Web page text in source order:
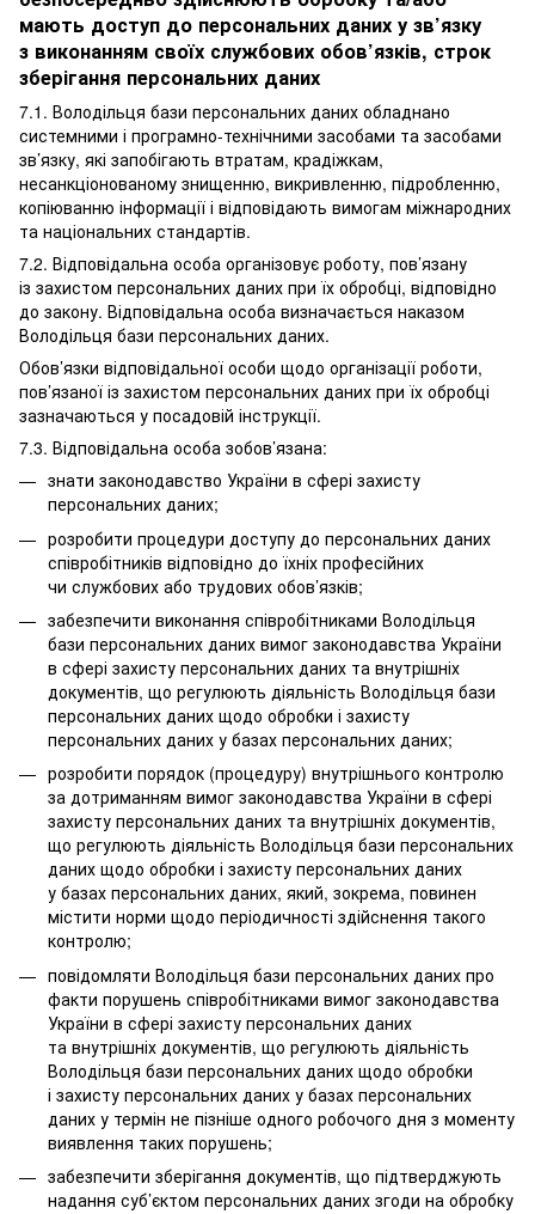
мають доступ до персональних даних у зв’язку
з виконанням своїх службових обов’язків, строк
зберігання персональних даних
7.1. Володільця бази персональних даних обладнано
системними і програмно-технічними засобами та засобами
зв’язку, які запобігають втратам, крадіжкам,
несанкціонованому знищенню, викривленню, підробленню,
копіюванню інформації і відповідають вимогам міжнародних
та національних стандартів.
7.2. Відповідальна особа організовує роботу, пов’язану
із захистом персональних даних при їх обробці, відповідно
до закону. Відповідальна особа визначається наказом
Володільця бази персональних даних.
Обов’язки відповідальної особи щодо організації роботи,
пов’язаної із захистом персональних даних при їх обробці
зазначаються у посадовій інструкції.
7.3. Відповідальна особа зобов’язана:
знати законодавство України в сфері захисту
персональних даних;
розробити процедури доступу до персональних даних
співробітників відповідно до їхніх професійних
чи службових або трудових обов’язків;
забезпечити виконання співробітниками Володільця
бази персональних даних вимог законодавства України
в сфері захисту персональних даних та внутрішніх
документів, що регулюють діяльність Володільця бази
персональних даних щодо обробки і захисту
персональних даних у базах персональних даних;
розробити порядок (процедуру) внутрішнього контролю
за дотриманням вимог законодавства України в сфері
захисту персональних даних та внутрішніх документів,
що регулюють діяльність Володільця бази персональних
даних щодо обробки і захисту персональних даних
у базах персональних даних, який, зокрема, повинен
містити норми щодо періодичності здійснення такого
контролю;
повідомляти Володільця бази персональних даних про
факти порушень співробітниками вимог законодавства
України в сфері захисту персональних даних
та внутрішніх документів, що регулюють діяльність
Володільця бази персональних даних щодо обробки
і захисту персональних даних у базах персональних
даних у термін не пізніше одного робочого дня з моменту
виявлення таких порушень;
забезпечити зберігання документів, що підтверджують
надання суб’єктом персональних даних згоди на обробку